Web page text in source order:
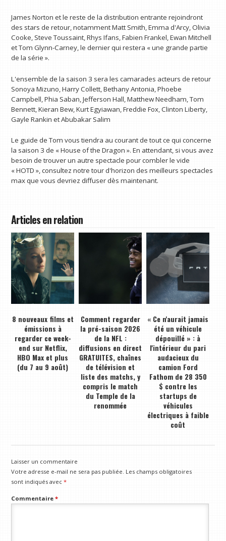
James Norton et le reste de la distribution entrante rejoindront
des stars de retour, notamment Matt Smith, Emma d'Arcy, Olivia
Cooke, Steve Toussaint, Rhys Ifans, Fabien Frankel, Ewan Mitchell
et Tom Glynn-Carney, le dernier qui restera « une grande partie
de la série ».
L'ensemble de la saison 3 sera les camarades acteurs de retour
Sonoya Mizuno, Harry Collett, Bethany Antonia, Phoebe
Campbell, Phia Saban, Jefferson Hall, Matthew Needham, Tom
Bennett, Kieran Bew, Kurt Egyiawan, Freddie Fox, Clinton Liberty,
Gayle Rankin et Abubakar Salim
Le guide de Tom vous tiendra au courant de tout ce qui concerne
la saison 3 de « House of the Dragon ». En attendant, si vous avez
besoin de trouver un autre spectacle pour combler le vide
« HOTD », consultez notre tour d'horizon des meilleurs spectacles
max que vous devriez diffuser dès maintenant.
Articles en relation
8 nouveaux films et
émissions à
regarder ce week-
end sur Netflix,
HBO Max et plus
(du 7 au 9 août)
Comment regarder
la pré-saison 2026
de la NFL :
diffusions en direct
GRATUITES, chaînes
de télévision et
liste des matchs, y
compris le match
du Temple de la
renommée
« Ce n'aurait jamais
été un véhicule
dépouillé » : à
l'intérieur du pari
audacieux du
camion Ford
Fathom de 28 350
$ contre les
startups de
véhicules
électriques à faible
coût
Laisser un commentaire
Votre adresse e-mail ne sera pas publiée. Les champs obligatoires
sont indiqués avec*
Commentaire*